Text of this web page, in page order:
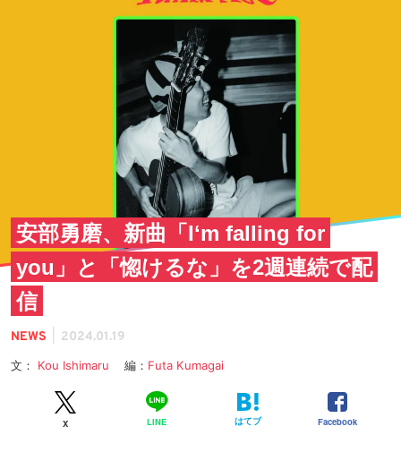
安部勇磨、新曲「Iʻm falling for
you」と「惚けるな」を2週連続で配
信
NEWS 2024.01.19
文： Kou Ishimaru 編： Futa Kumagai
X LINE はてブ Facebook